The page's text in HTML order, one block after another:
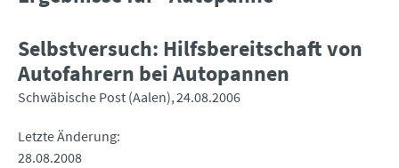
Selbstversuch: Hilfsbereitschaft von
Autofahrern bei Autopannen
Schwäbische Post (Aalen) 24.08.2006
Letzte Änderung
28.08.2008